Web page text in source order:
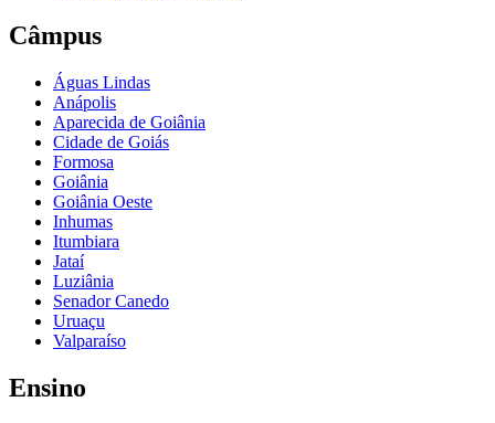
Câmpus
Águas Lindas
Anápolis
Aparecida de Goiânia
Cidade de Goiás
Formosa
Goiânia
Goiânia Oeste
Inhumas
Itumbiara
Jataí
Luziânia
Senador Canedo
Uruaçu
Valparaíso
Ensino